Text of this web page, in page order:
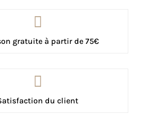

gratuite à partir de 75€

du client